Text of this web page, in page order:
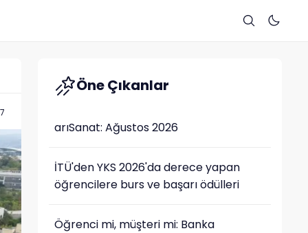
Öne Çıkanlar
arıSanat: Ağustos 2026
İTÜ'den YKS 2026'da derece yapan
öğrencilere burs ve başarı ödülleri
Öğrenci mi, müşteri mi: Banka